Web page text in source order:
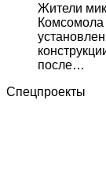
Жители
Комсомола
после…
Спецпроекты